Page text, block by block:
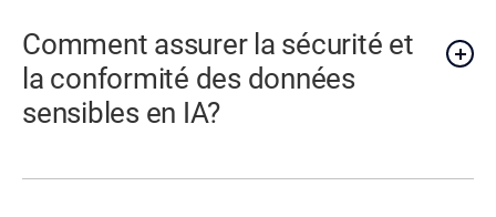
Comment assurer la sécurité et
la conformité des données
sensibles en IA?